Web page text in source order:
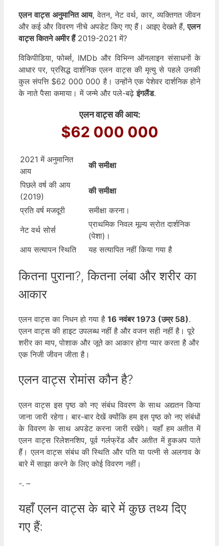
एलन वाट्स अनुमानित आय, वेतन, नेट वर्थ, कार, व्यक्तिगत जीवन
और कई और विवरण नीचे अपडेट किए गए हैं। आइए देखते हैं,एलन
वाट्स कितने अमीर हैं2019-2021 में?
विकिपीडिया, फोर्ब्स, IMDb और विभिन्न ऑनलाइन संसाधनों के
आधार पर, प्रसिद्ध दार्शनिक एलन वाट्स की मृत्यु से पहले उनकी
कुल संपत्ति $62 000 000 है। उन्होंने एक पेशेवर दार्शनिक होने
के नाते पैसा कमाया। में जन्मे और पले-बढ़ेइंगलैंड.
एलन वाट्स की आय:
$62 000 000
2021 में अनुमानित
आय
की समीक्षा
पिछले वर्ष की आय
(2019)
की समीक्षा
प्रति वर्ष मजदूरी
समीक्षा करना।
नेट वर्थ सोर्स
प्राथमिक निवल मूल्य स्रोत दार्शनिक
(पेशा)।
आय सत्यापन स्थिति
यह सत्यापित नहीं किया गया है
कितना पुराना?, कितना लंबा और शरीर का
आकार
एलन वाट्स का निधन हो गया है 16 नवंबर 1973 (उम्र 58).
एलन वाट्स की हाइट उपलब्ध नहीं है और वजन सही नहीं है। पूरे
शरीर का माप, पोशाक और जूते का आकार होगा प्यार करता है और
एक निजी जीवन जीता है।
एलन वाट्स रोमांस कौन है?
एलन वाट्स इस पृष्ठ को नए संबंध विवरण के साथ अद्यतन किया
जाना जारी रहेगा। बार-बार देखें क्योंकि हम इस पृष्ठ को नए संबंधों
के विवरण के साथ अपडेट करना जारी रखेंगे। यहाँ हम अतीत में
एलन वाट्स रिलेशनशिप, पूर्व गर्लफ्रेंड और अतीत में हुकअप पाते
हैं। एलन वाट्स संबंध की स्थिति और पति या पत्नी से अलगाव के
बारे में साझा करने के लिए कोई विवरण नहीं।
-. –
यहाँ एलन वाट्स के बारे में कुछ तथ्य दिए
गए हैं: